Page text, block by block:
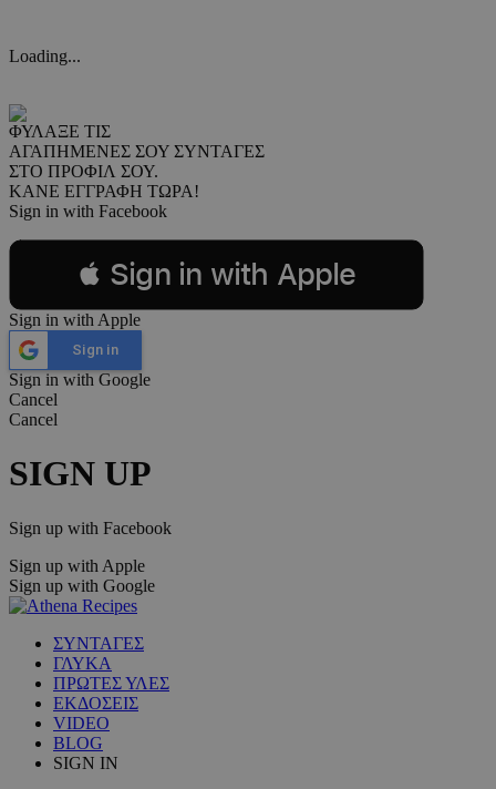
Loading...
ΦΥΛΑΞΕ ΤΙΣ
ΑΓΑΠΗΜΕΝΕΣ ΣΟΥ ΣΥΝΤΑΓΕΣ
ΣΤΟ ΠΡΟΦΙΛ ΣΟΥ.
ΚΑΝΕ ΕΓΓΡΑΦΗ ΤΩΡΑ!
Sign in with Facebook
 Sign in with Apple
Sign in with Apple
Sign in
Sign in with Google
Cancel
Cancel
SIGN UP
Sign up with Facebook
Sign up with Apple
Sign up with Google
ΣΥΝΤΑΓΕΣ
ΓΛΥΚΑ
ΠΡΩΤΕΣ ΥΛΕΣ
ΕΚΔΟΣΕΙΣ
VIDEO
BLOG
SIGN IN